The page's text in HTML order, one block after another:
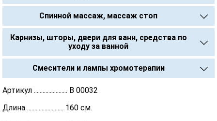
Спинной массаж, массаж стоп
Карнизы, шторы, двери для ванн, средства по
уходу за ванной
Смесители и лампы хромотерапии
Артикул ....................... В 00032
Длина ......................... 160 см.